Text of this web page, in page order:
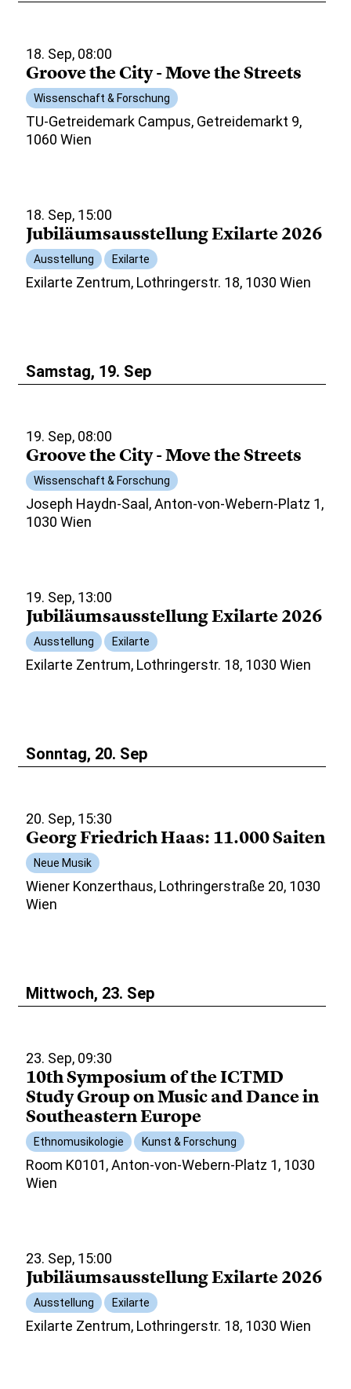
18. Sep, 08:00
Groove the City - Move the Streets
Wissenschaft & Forschung
TU-Getreidemark Campus, Getreidemarkt 9,
1060 Wien
18. Sep, 15:00
Jubiläumsausstellung Exilarte 2026
Ausstellung Exilarte
Exilarte Zentrum, Lothringerstr. 18, 1030 Wien
Samstag, 19. Sep
19. Sep, 08:00
Groove the City - Move the Streets
Wissenschaft & Forschung
Joseph Haydn-Saal, Anton-von-Webern-Platz 1,
1030 Wien
19. Sep, 13:00
Jubiläumsausstellung Exilarte 2026
Ausstellung Exilarte
Exilarte Zentrum, Lothringerstr. 18, 1030 Wien
Sonntag, 20. Sep
20. Sep, 15:30
Georg Friedrich Haas: 11.000 Saiten
Neue Musik
Wiener Konzerthaus, Lothringerstraße 20, 1030
Wien
Mittwoch, 23. Sep
23. Sep, 09:30
10th Symposium of the ICTMD
Study Group on Music and Dance in
Southeastern Europe
Ethnomusikologie Kunst & Forschung
Room K0101, Anton-von-Webern-Platz 1, 1030
Wien
23. Sep, 15:00
Jubiläumsausstellung Exilarte 2026
Ausstellung Exilarte
Exilarte Zentrum, Lothringerstr. 18, 1030 Wien